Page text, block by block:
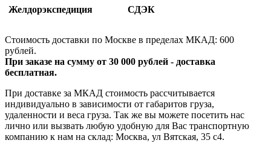
Желдорэкспедиция СДЭК
Стоимость доставки по Москве в пределах МКАД: 600
рублей.
При заказе на сумму от 30 000 рублей - доставка
бесплатная.
При доставке за МКАД стоимость рассчитывается
индивидуально в зависимости от габаритов груза,
удаленности и веса груза. Так же вы можете посетить нас
лично или вызвать любую удобную для Вас транспортную
компанию к нам на склад: Москва, ул Вятская, 35 c4.